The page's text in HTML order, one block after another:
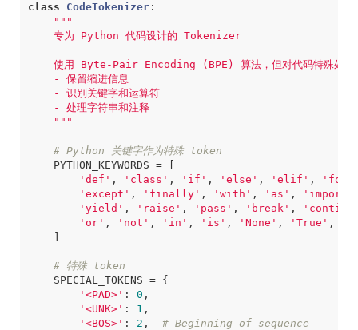
class CodeTokenizer:
    专为 Python 代码设计的 Tokenizer
    - 识别关键字和运算符
    - 处理字符串和注释
    """
# Python 关键字作为特殊 token
PYTHON_KEYWORDS =
[
'def' , 'class' , 'if' , 'else' , 'elif' , 'for'
'except' , 'finally' , 'with' , 'as' , 'import'
'yield' , 'raise' , 'pass' , 'break' ,
'or' , 'not' , 'in' , 'is' , 'None' , 'True' ,
]
# 特殊 token
SPECIAL_TOKENS =
{
'<PAD>' : 0 ,
'<UNK>' : 1 ,
'<BOS>' : 2 ,
# Beginning of sequence